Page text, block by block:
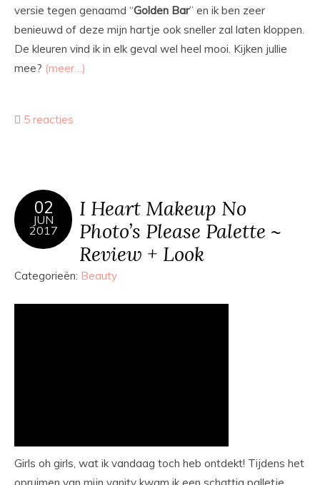
versie tegen genaamd “Golden Bar” en ik ben zeer
benieuwd of deze mijn hartje ook sneller zal laten kloppen.
De kleuren vind ik in elk geval wel heel mooi. Kijken jullie
mee? (meer…)
5 reacties
02
JUN
2017
I Heart Makeup No
Photo’s Please Palette ~
Review + Look
Categorieën: Beauty
Girls oh girls, wat ik vandaag toch heb ontdekt! Tijdens het